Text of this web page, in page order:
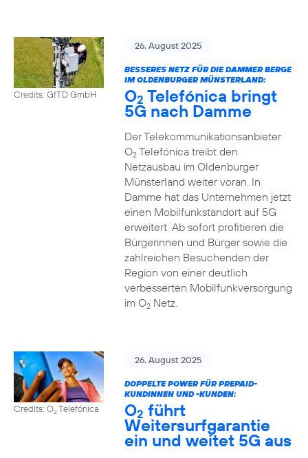
Credits: GfTD GmbH
26. August 2025
BESSERES NETZ FÜR DIE DAMMER BERGE
IM OLDENBURGER MÜNSTERLAND:
O2 Telefónica bringt
5G nach Damme
Der Telekommunikationsanbieter
O2Telefónica treibt den
Netzausbau im Oldenburger
Münsterland weiter voran. In
Damme hat das Unternehmen jetzt
einen Mobilfunkstandort auf 5G
erweitert. Ab sofort profitieren die
Bürgerinnen und Bürger sowie die
zahlreichen Besuchenden der
Region von einer deutlich
verbesserten Mobilfunkversorgung
im O2Netz.
Credits: O2Telefónica
26. August 2025
DOPPELTE POWER FÜR PREPAID-
KUNDINNEN UND -KUNDEN:
O2 führt
Weitersurfgarantie
ein und weitet 5G aus